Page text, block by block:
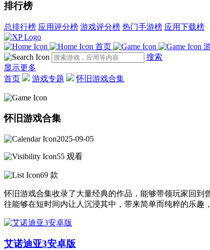
排行榜
总排行榜 应用评分榜 游戏评分榜 热门手游榜 应用下载榜
首页
搜索
显示更多
首页
游戏专题 怀旧游戏合集
怀旧游戏合集
2025-09-05
55 观看
69 款
怀旧游戏合集收录了大量经典的作品，能够带领玩家回
往能够在短时间内让人沉浸其中，带来简单而纯粹的乐趣
艾诺迪亚3安卓版